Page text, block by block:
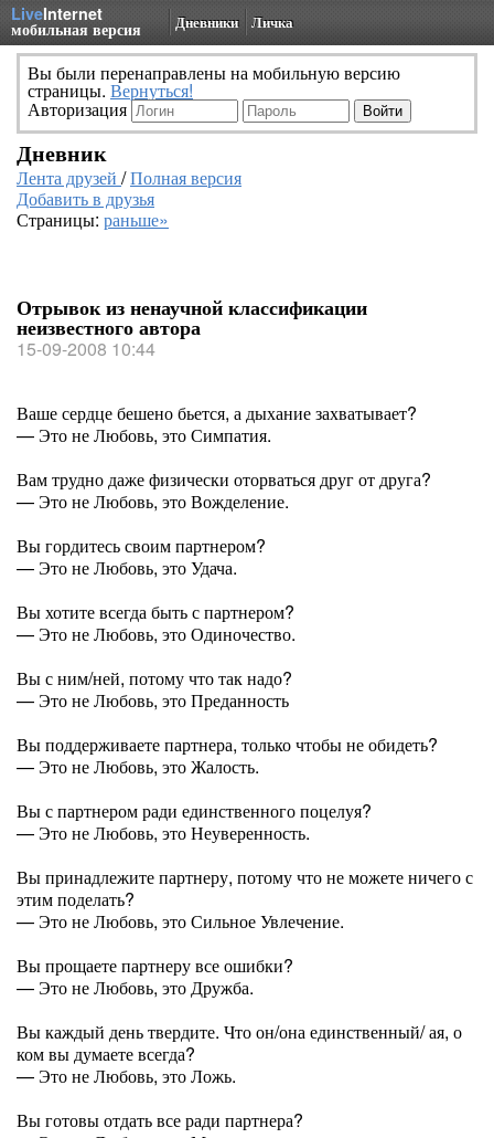
LiveInternet
мобильная версия Дневники Личка
Вы были перенаправлены на мобильную версию
страницы. Вернуться!
Авторизация
Дневник
Лента друзей /Полная версия
Добавить в друзья
Страницы: раньше»
Отрывок из ненаучной классификации
неизвестного автора
15-09-2008 10:44
Ваше сердце бешено бьется, а дыхание захватывает?
— Это не Любовь, это Симпатия.
Вам трудно даже физически оторваться друг от друга?
— Это не Любовь, это Вожделение.
Вы гордитесь своим партнером?
— Это не Любовь, это Удача.
Вы хотите всегда быть с партнером?
— Это не Любовь, это Одиночество.
Вы с ним/ней, потому что так надо?
— Это не Любовь, это Преданность
Вы поддерживаете партнера, только чтобы не обидеть?
— Это не Любовь, это Жалость.
Вы с партнером ради единственного поцелуя?
— Это не Любовь, это Неуверенность.
Вы принадлежите партнеру, потому что не можете ничего с
этим поделать?
— Это не Любовь, это Сильное Увлечение.
Вы прощаете партнеру все ошибки?
— Это не Любовь, это Дружба.
Вы каждый день твердите. Что он/она единственный/ ая, о
ком вы думаете всегда?
— Это не Любовь, это Ложь.
Вы готовы отдать все ради партнера?